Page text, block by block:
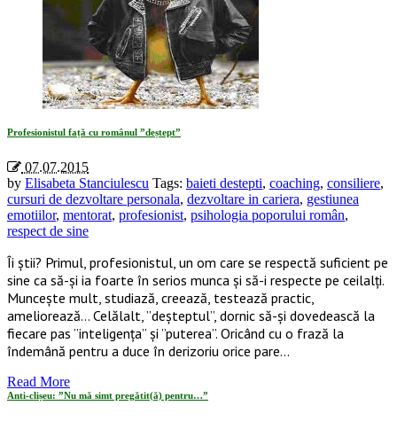
Profesionistul față cu românul ”deștept”
07.07.2015
by Elisabeta Stanciulescu Tags: baieti destepti, coaching, consiliere,
cursuri de dezvoltare personala, dezvoltare in cariera, gestiunea
emotiilor, mentorat, profesionist, psihologia poporului român,
respect de sine
Îi știi? Primul, profesionistul, un om care se respectă suficient pe
sine ca să-și ia foarte în serios munca și să-i respecte pe ceilalți.
Muncește mult, studiază, creează, testează practic,
ameliorează… Celălalt, ”deșteptul”, dornic să-și dovedească la
fiecare pas ”inteligența” și ”puterea”. Oricând cu o frază la
îndemână pentru a duce în derizoriu orice pare…
Read More
Anti-clișeu: ”Nu mă simt pregătit(ă) pentru…”